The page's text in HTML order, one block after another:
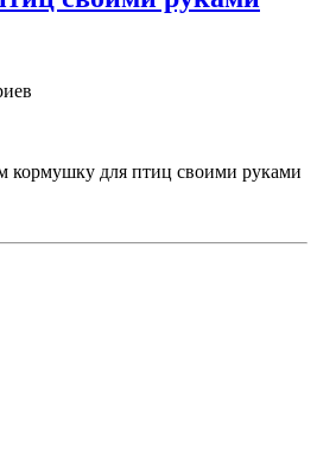
кормушку для птиц своими руками